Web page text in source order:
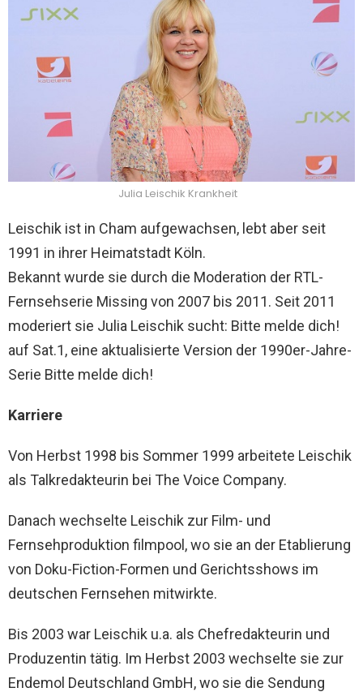
Julia Leischik Krankheit
Leischik ist in Cham aufgewachsen, lebt aber seit
1991 in ihrer Heimatstadt Köln.
Bekannt wurde sie durch die Moderation der RTL-
Fernsehserie Missing von 2007 bis 2011. Seit 2011
moderiert sie Julia Leischik sucht: Bitte melde dich!
auf Sat.1, eine aktualisierte Version der 1990er-Jahre-
Serie Bitte melde dich!
Karriere
Von Herbst 1998 bis Sommer 1999 arbeitete Leischik
als Talkredakteurin bei The Voice Company.
Danach wechselte Leischik zur Film- und
Fernsehproduktion filmpool, wo sie an der Etablierung
von Doku-Fiction-Formen und Gerichtsshows im
deutschen Fernsehen mitwirkte.
Bis 2003 war Leischik u.a. als Chefredakteurin und
Produzentin tätig. Im Herbst 2003 wechselte sie zur
Endemol Deutschland GmbH, wo sie die Sendung